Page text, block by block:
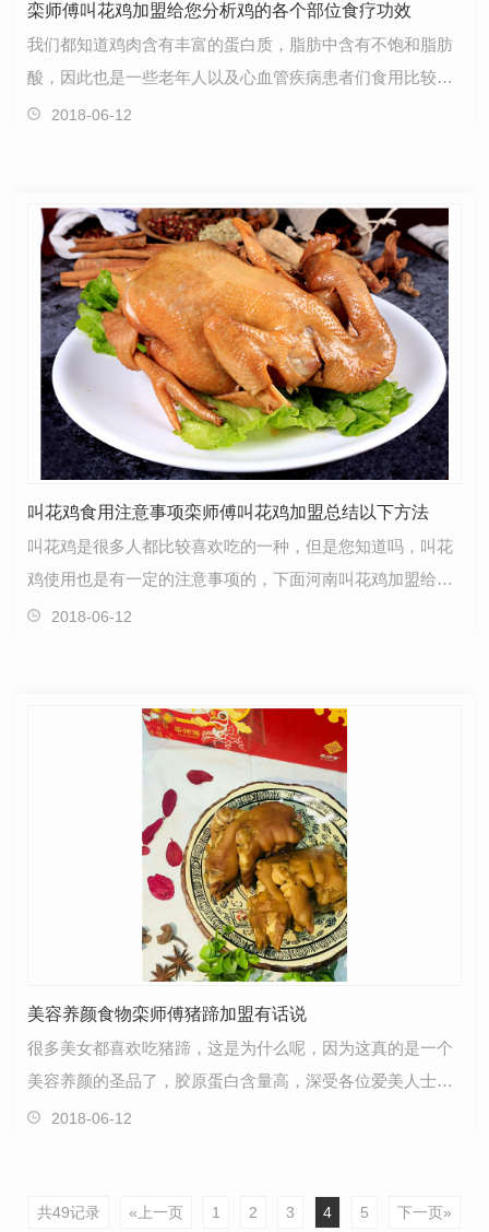
栾师傅叫花鸡加盟给您分析鸡的各个部位食疗功效
我们都知道鸡肉含有丰富的蛋白质，脂肪中含有不饱和脂肪
酸，因此也是一些老年人以及心血管疾病患者们食用比较好
的蛋白质产品，其实鸡的各个部位都有比较好的食疗功…
2018-06-12
叫花鸡食用注意事项栾师傅叫花鸡加盟总结以下方法
叫花鸡是很多人都比较喜欢吃的一种，但是您知道吗，叫花
鸡使用也是有一定的注意事项的，下面河南叫花鸡加盟给大
家做下总结。注意事项适宜人群老少皆宜。肥胖和血脂…
2018-06-12
美容养颜食物栾师傅猪蹄加盟有话说
很多美女都喜欢吃猪蹄，这是为什么呢，因为这真的是一个
美容养颜的圣品了，胶原蛋白含量高，深受各位爱美人士的
喜欢，如果再做的美味更是无法抵挡他的诱惑力，下面…
2018-06-12
共49记录 «上一页 1 2 3 4 5 下一页»